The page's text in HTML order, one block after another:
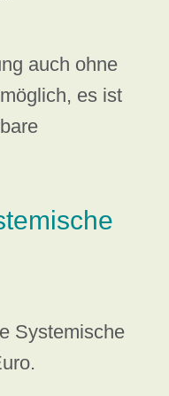
auch ohne
es ist
Systemische